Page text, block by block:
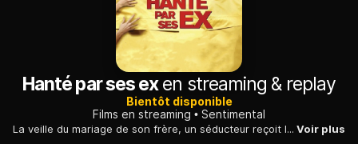
Hanté par ses exen streaming & replay
Bientôt disponible
Films en streaming
Sentimental
La veille du mariage de son frère, un séducteur reçoit la visite des fantômes de ses anciennes conquêtes, qui le contraignent à revoir son mode de vie. Voir plus